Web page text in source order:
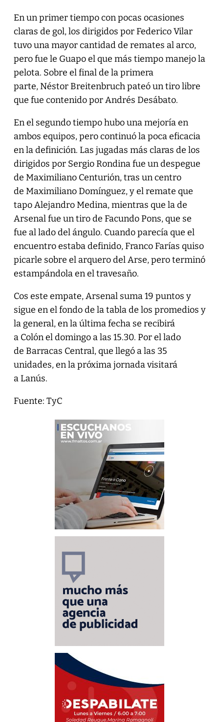
En un primer tiempo con pocas ocasiones
claras de gol, los dirigidos por Federico Vilar
tuvo una mayor cantidad de remates al arco,
pero fue le Guapo el que más tiempo manejo la
pelota. Sobre el final de la primera
parte, Néstor Breitenbruch pateó un tiro libre
que fue contenido por Andrés Desábato.
En el segundo tiempo hubo una mejoría en
ambos equipos, pero continuó la poca eficacia
en la definición. Las jugadas más claras de los
dirigidos por Sergio Rondina fue un despegue
de Maximiliano Centurión, tras un centro
de Maximiliano Domínguez, y el remate que
tapo Alejandro Medina, mientras que la de
Arsenal fue un tiro de Facundo Pons, que se
fue al lado del ángulo. Cuando parecía que el
encuentro estaba definido, Franco Farías quiso
picarle sobre el arquero del Arse, pero terminó
estampándola en el travesaño.
Cos este empate, Arsenal suma 19 puntos y
sigue en el fondo de la tabla de los promedios y
la general, en la última fecha se recibirá
a Colón el domingo a las 15.30. Por el lado
de Barracas Central, que llegó a las 35
unidades, en la próxima jornada visitará
a Lanús.
Fuente: TyC